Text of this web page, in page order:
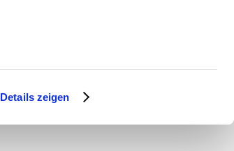
Details zeigen